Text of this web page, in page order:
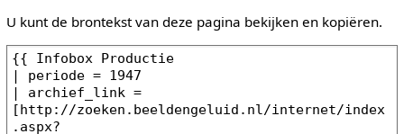
U kunt de brontekst van deze pagina bekijken en kopiëren.